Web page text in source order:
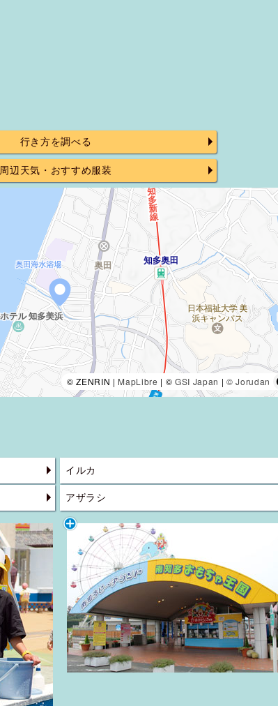
行き方を調べる
周辺天気・おすすめ服装
© ZENRIN | MapLibre | © GSI Japan | © Jorudan
イルカ
アザラシ